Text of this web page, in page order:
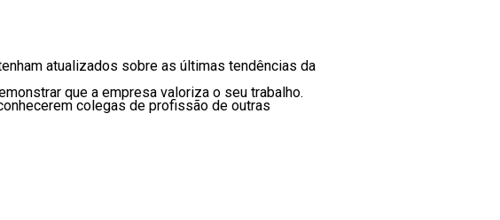
atualizados sobre as últimas tendências da
que a empresa valoriza o seu trabalho.
colegas de profissão de outras